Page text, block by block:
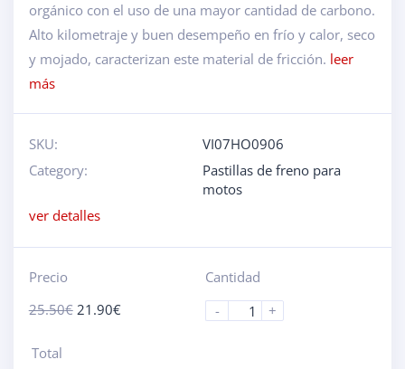
orgánico con el uso de una mayor cantidad de carbono.
Alto kilometraje y buen desempeño en frío y calor, seco
y mojado, caracterizan este material de fricción. leer
más
SKU:
VI07HO0906
Category:
Pastillas de freno para
motos
ver detalles
Precio
25.50€ 21.90€
Cantidad
-
+
Total